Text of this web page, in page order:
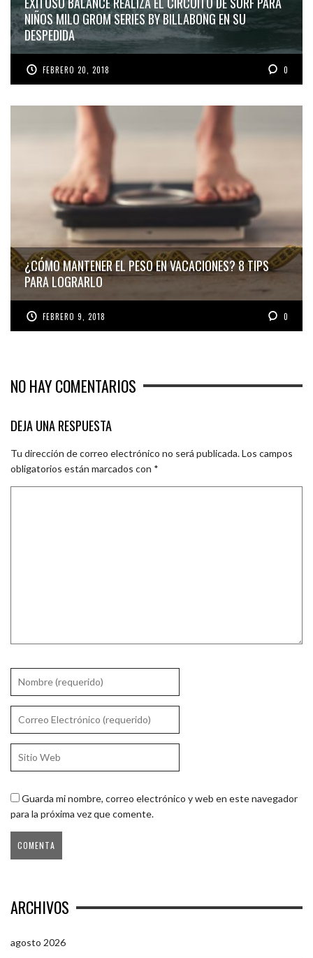
NIÑOS MILO GROM SERIES BY BILLABONG EN SU
DESPEDIDA
FEBRERO 20, 2018 0
¿CÓMO MANTENER EL PESO EN VACACIONES? 8 TIPS
PARA LOGRARLO
FEBRERO 9, 2018 0
NO HAY COMENTARIOS
DEJA UNA RESPUESTA
Tu dirección de correo electrónico no será publicada.Los campos
obligatorios están marcados con *
Guarda mi nombre, correo electrónico y web en este navegador
para la próxima vez que comente.
ARCHIVOS
agosto 2026